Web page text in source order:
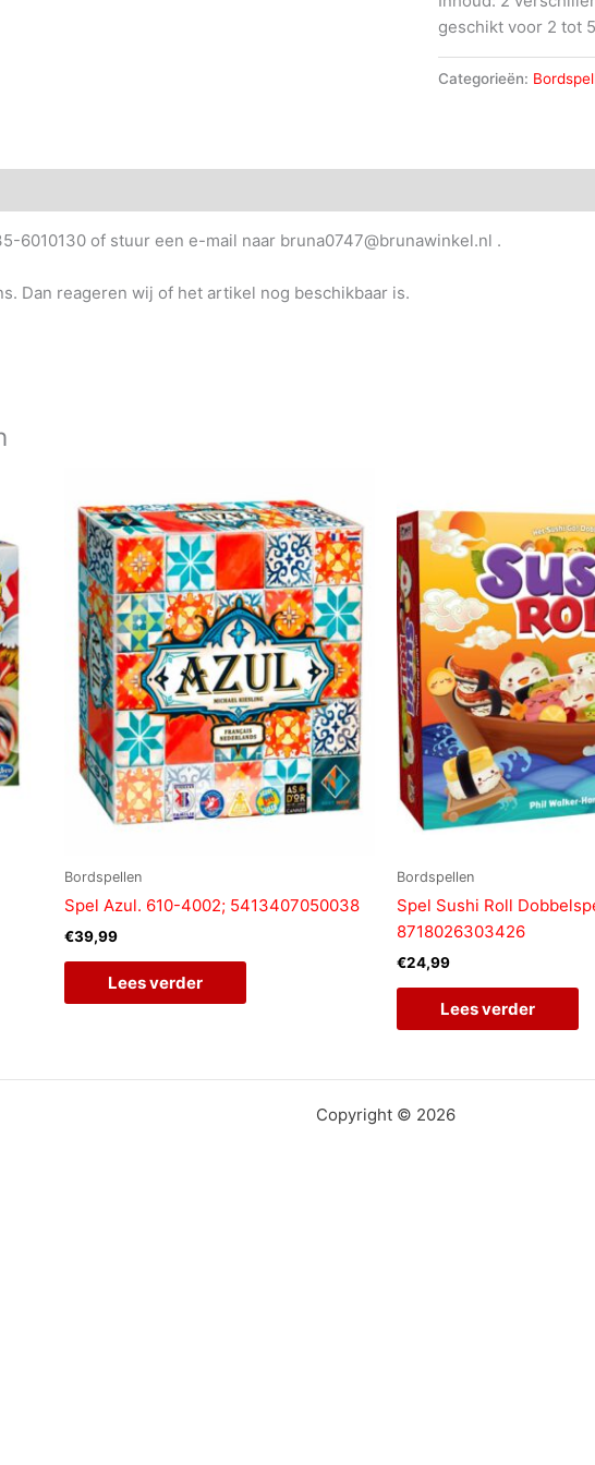
geschikt voor 2 tot
Categorieën:
6010130 of stuur een e-mail naar bruna0747@brunawinkel.nl .
Dan reageren wij of het artikel nog beschikbaar is.
Bordspellen
Spel Azul. 610-4002; 5413407050038
€39,99
Lees verder
Bordspellen
Spel Sushi Roll
8718026303426
€24,99
Lees verder
Copyright © 2026